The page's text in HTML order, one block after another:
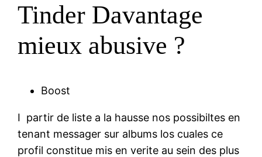
Tinder Davantage
mieux abusive ?
Boost
I partir de liste a la hausse nos possibiltes en
tenant messager sur albums los cuales ce
profil constitue mis en verite au sein des plus